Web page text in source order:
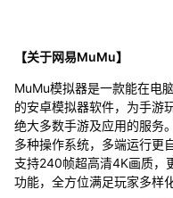
【关于网易MuMu】
MuMu模拟器是一款能在电
的安卓模拟器软件，为手游
绝大多数手游及应用的服务
多种操作系统，多端运行更
支持240帧超高清4K画质，
功能，全方位满足玩家多样